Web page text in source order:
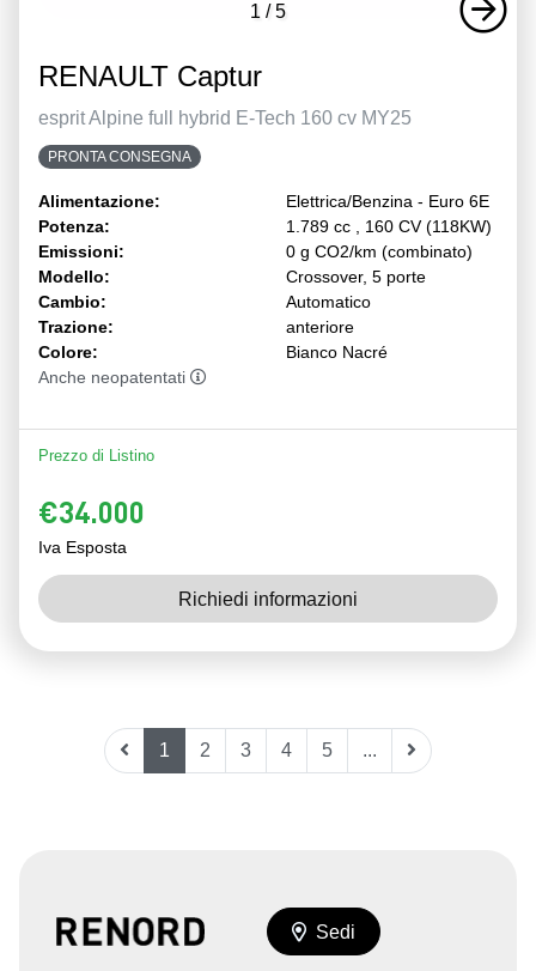
1 / 5
RENAULT Captur
esprit Alpine full hybrid E-Tech 160 cv MY25
PRONTA CONSEGNA
Alimentazione:
Elettrica/Benzina - Euro 6E
Potenza:
1.789 cc , 160 CV (118KW)
Emissioni:
0 g CO2/km (combinato)
Modello:
Crossover, 5 porte
Cambio:
Automatico
Trazione:
anteriore
Colore:
Bianco Nacré
Anche neopatentati
Prezzo di Listino
€34.000
Iva Esposta
Richiedi informazioni
1 2 3 4 5 ...
Sedi